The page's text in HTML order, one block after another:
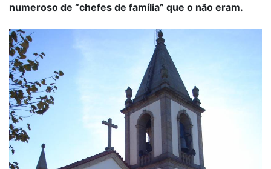
numeroso de “chefes de família” que o não eram.